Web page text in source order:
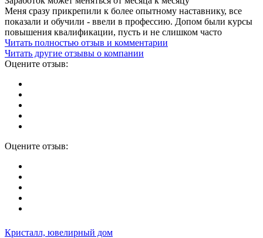
Меня сразу прикрепили к более опытному наставнику, все
показали и обучили - ввели в профессию. Допом были курсы
повышения квалификации, пусть и не слишком часто
Читать полностью отзыв и комментарии
Читать другие отзывы о компании
Оцените отзыв:
Оцените отзыв:
Кристалл, ювелирный дом